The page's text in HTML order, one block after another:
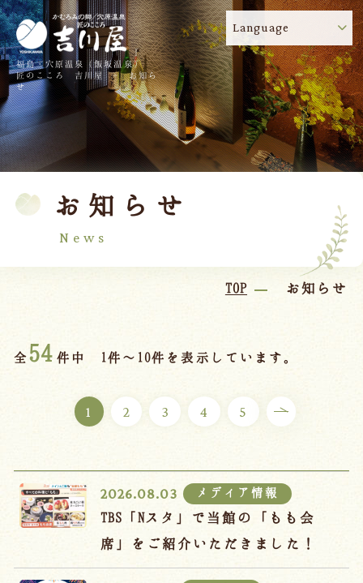
福島・穴原温泉（飯坂温泉）
匠のこころ 吉川屋 - お知ら
せ
Language
お知らせ
News
TOP お知らせ
全54 件中 1件～10件を表示しています。
1 2 3 4 5
2026.08.03 メディア情報
TBS「Nスタ」で当館の「もも会
席」をご紹介いただきました！
! 吉川屋のコロナウイルス感染症対策について
TOP 吉川屋について
温泉 客室
料理
館内
ご宿泊プラン
お部屋からプランを選ぶ
空室カレンダーから選ぶ
会議・団体 吉川屋で過ごす特別な日